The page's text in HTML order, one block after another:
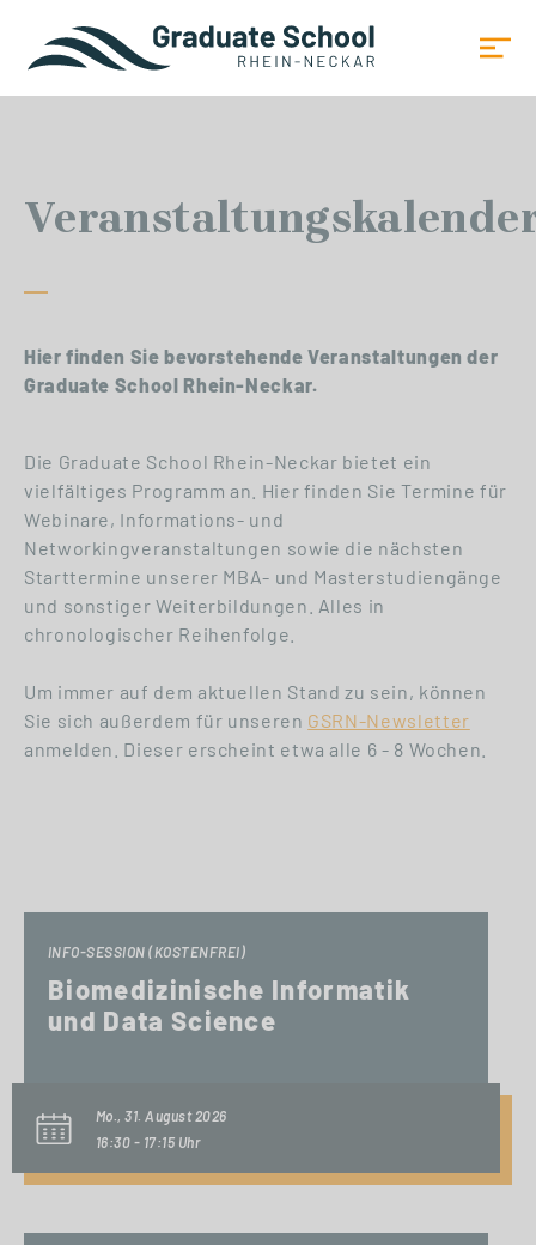
Hier finden Sie bevorstehende Veranstaltungen der
Graduate School Rhein-Neckar.
Die Graduate School Rhein-Neckar bietet ein
vielfältiges Programm an. Hier finden Sie Termine für
Webinare, Informations- und
Networkingveranstaltungen sowie die nächsten
Starttermine unserer MBA- und Masterstudiengänge
und sonstiger Weiterbildungen. Alles in
chronologischer Reihenfolge.
Um immer auf dem aktuellen Stand zu sein, können
Sie sich außerdem für unseren GSRN-Newsletter
anmelden. Dieser erscheint etwa alle 6 - 8 Wochen.
INFO-SESSION (KOSTENFREI)
Biomedizinische Informatik
und Data Science
Mo., 31. August 2026
16:30 - 17:15 Uhr